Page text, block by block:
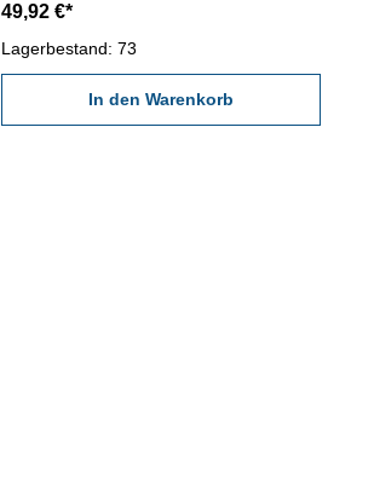
Messbereich 0-300 mm
49,92 €*
Lagerbestand: 73
In den Warenkorb